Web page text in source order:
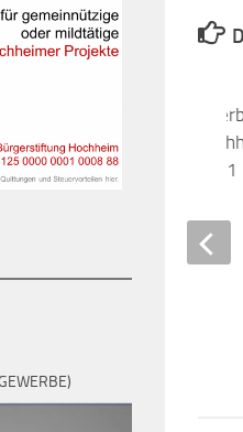
Harter Kampf für
Team der Spvgg
DJK Flörsheim mit 3:1